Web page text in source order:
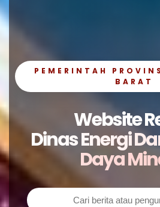
PEMERINTAH
BARAT
Website
Dinas Energi
Daya